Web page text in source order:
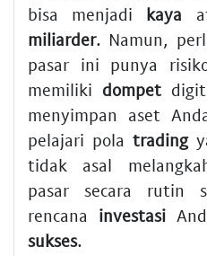
bisa menjadi kaya
miliarder. Namun,
pasar ini punya
memiliki dompet
menyimpan aset
pelajari pola trading
tidak asal
pasar secara rutin
rencana investasi
sukses.